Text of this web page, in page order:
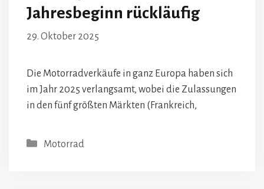
Jahresbeginn rückläufig
29. Oktober 2025
Die Motorradverkäufe in ganz Europa haben sich
im Jahr 2025 verlangsamt, wobei die Zulassungen
in den fünf größten Märkten (Frankreich,
Kategorien
Motorrad